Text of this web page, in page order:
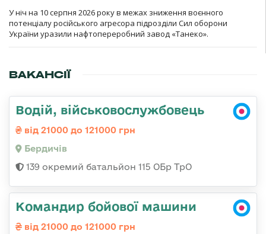
У ніч на 10 серпня 2026 року в межах зниження воєнного
потенціалу російського агресора підрозділи Сил оборони
України уразили нафтопереробний завод «Танеко».
ВАКАНСІЇ
Водій, військовослужбовець
від 21000 до 121000 грн
Бердичів
139 окремий батальйон 115 ОБр ТрО
Командир бойової машини
від 21000 до 121000 грн